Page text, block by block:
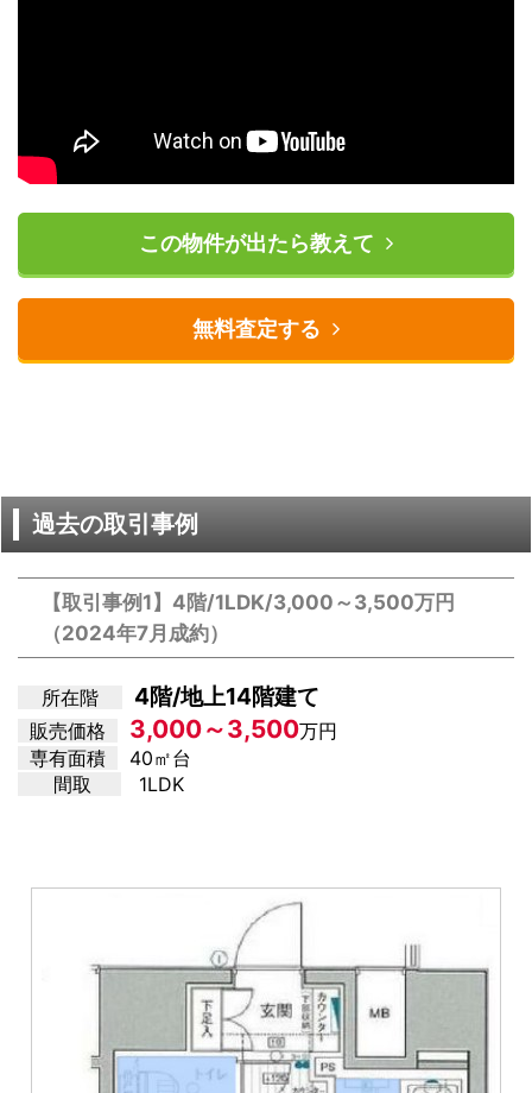
この物件が出たら教えて
無料査定する
過去の取引事例
【取引事例1】4階/1LDK/3,000～3,500万円
（2024年7月成約）
所在階 4階/地上14階建て
販売価格 3,000～3,500万円
専有面積
40㎡台
間取
1LDK